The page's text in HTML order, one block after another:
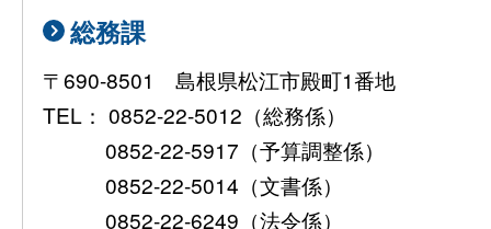
総務課
〒690-8501 島根県松江市殿町1番地
TEL： 0852-22-5012（総務係）
0852-22-5917（予算調整係）
0852-22-5014（文書係）
0852-22-6249（法令係）